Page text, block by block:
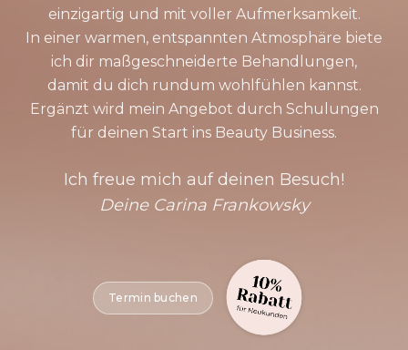
einzigartig und mit voller Aufmerksamkeit.
In einer warmen, entspannten Atmosphäre biete
ich dir maßgeschneiderte Behandlungen,
damit du dich rundum wohlfühlen kannst.
Ergänzt wird mein Angebot durch Schulungen
für deinen Start ins Beauty Business.
Ich freue mich auf deinen Besuch!
Deine Carina Frankowsky
Termin buchen